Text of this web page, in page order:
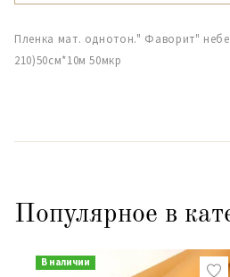
Пленка мат. однотон." Фаворит"
210)50см*10м 50мкр
Популярное в
В наличии